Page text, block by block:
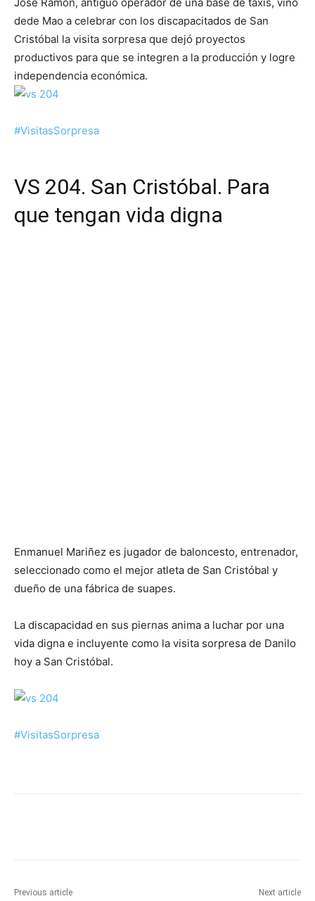
José Ramón, antiguo operador de una base de taxis, vino
dede Mao a celebrar con los discapacitados de San
Cristóbal la visita sorpresa que dejó proyectos
productivos para que se integren a la producción y logre
independencia económica.‬
#VisitasSorpresa
VS 204. San Cristóbal. Para
que tengan vida digna
Enmanuel Mariñez es jugador de baloncesto, entrenador,
seleccionado como el mejor atleta de San Cristóbal y
dueño de una fábrica de suapes.
La discapacidad en sus piernas anima a luchar por una
vida digna e incluyente como la visita sorpresa de Danilo
hoy a San Cristóbal.
#VisitasSorpresa
Previous article Next article